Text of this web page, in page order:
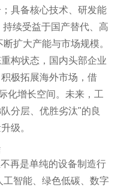
具备核心技术、研发能
续受益于国产替代、高
扩大产能与市场规模。
构状态，国内头部企业
极拓展海外市场，借
化增长空间。未来，工
分层、优胜劣汰"的良
级。
再是单纯的设备制造行
智能、绿色低碳、数字